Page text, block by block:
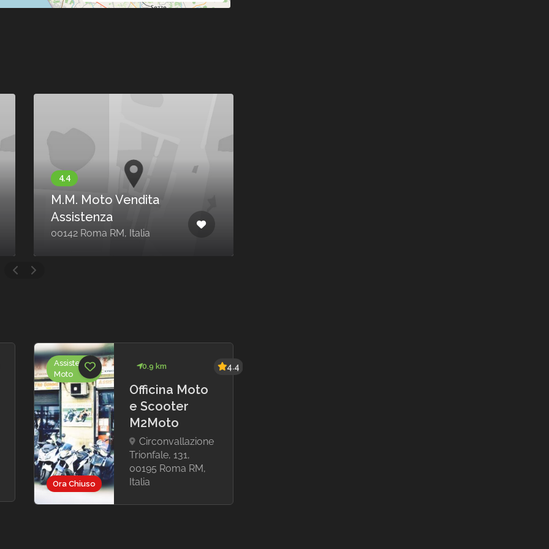
39,
R.M. Moto (via In
Selci)
Via in Selci, 65, 00184 Roma
RM, Italia
1.0 km
Albanesi
Moto
Via degli
Scipioni, 31,
00192 Roma
RM, Italia
4.5
Negozi
Accessori
Moto,
Negozi